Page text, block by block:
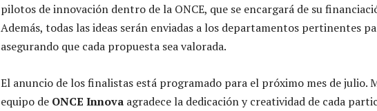
pilotos de innovación dentro de la ONCE, que se encargará de su
Además, todas las ideas serán enviadas a los departamentos pertinentes
asegurando que cada propuesta sea valorada.
El anuncio de los finalistas está programado para el próximo mes de julio.
equipo de ONCE Innova agradece la dedicación y creatividad de cada